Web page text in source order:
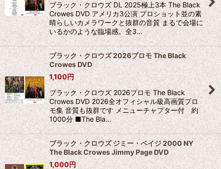
ブラック・クロウズ DL 2025極上3本 The Black
Crowes DVD アメリカ3公演 プロショット並の素
晴らしいカメラワークと抜群の音質 まるで会場に
いるかのような臨場感。全3…
ブラック・クロウズ 2026プロモ The Black
Crowes DVD
1,100円
ブラック・クロウズ 2026プロモ The Black
Crowes DVD 2026全オフィシャル級高画質プロ
モ集 音質も抜群です メニューチャプター付 約
1000分 ■The Bla…
ブラック・クロウズ ジミー・ペイジ 2000 NY
The Black Crowes Jimmy Page DVD
1,000円